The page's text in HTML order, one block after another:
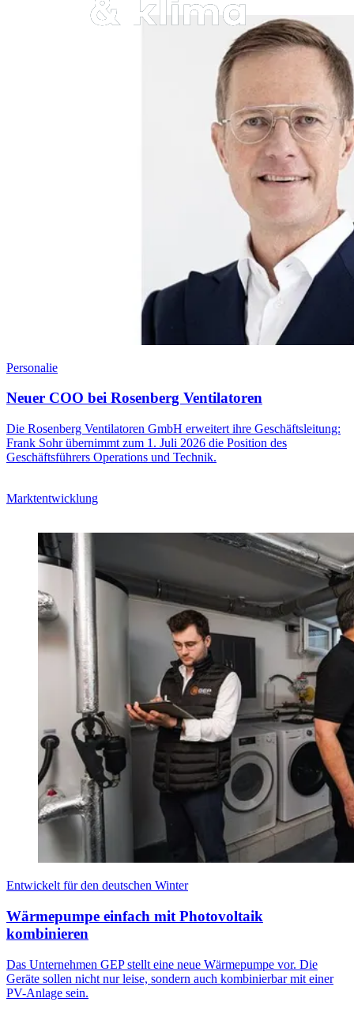
Personalie
Neuer COO bei Rosenberg Ventilatoren
Die Rosenberg Ventilatoren GmbH erweitert ihre Geschäftsleitung:
Frank Sohr übernimmt zum 1. Juli 2026 die Position des
Geschäftsführers Operations und Technik.
Marktentwicklung
Entwickelt für den deutschen Winter
Wärmepumpe einfach mit Photovoltaik
kombinieren
Das Unternehmen GEP stellt eine neue Wärmepumpe vor. Die
Geräte sollen nicht nur leise, sondern auch kombinierbar mit einer
PV-Anlage sein.